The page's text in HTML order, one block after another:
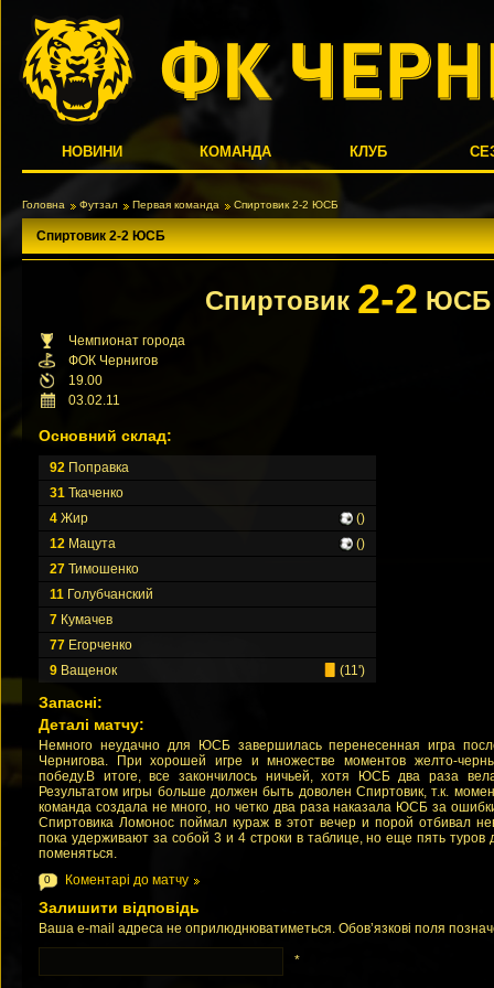
НОВИНИ КОМАНДА КЛУБ
Головна Футзал Первая команда Спиртовик 2-2 ЮСБ
Спиртовик 2-2 ЮСБ
Спиртовик 2-2 ЮСБ
Чемпионат города
ФОК Чернигов
19.00
03.02.11
Основний склад:
92 Поправка
31 Ткаченко
4 Жир
()
12 Мацута
()
27 Тимошенко
11 Голубчанский
7 Кумачев
77 Егорченко
9 Ващенок (11')
Запасні:
Деталі матчу:
Немного неудачно для ЮСБ завершилась перенесенная игра
Чернигова. При хорошей игре и множестве моментов желто-
победу.В итоге, все закончилось ничьей, хотя ЮСБ два раза
Результатом игры больше должен быть доволен Спиртовик, т.к.
команда создала не много, но четко два раза наказала ЮСБ за
Спиртовика Ломонос поймал кураж в этот вечер и порой отбивал
пока удерживают за собой 3 и 4 строки в таблице, но еще пять
поменяться.
0 Коментарі до матчу
Залишити відповідь
Ваша e-mail адреса не оприлюднюватиметься. Обов’язкові поля
*